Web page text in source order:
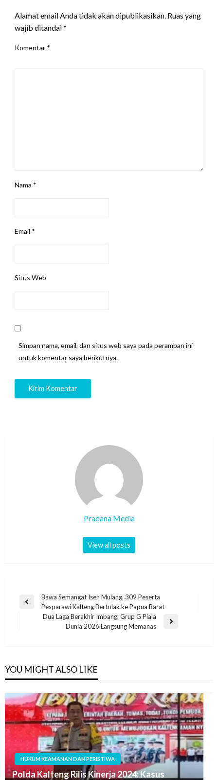
Alamat email Anda tidak akan dipublikasikan. Ruas yang
wajib ditandai*
Komentar *
Nama *
Email *
Situs Web
Simpan nama, email, dan situs web saya pada peramban ini
untuk komentar saya berikutnya.
Pradana Media
View all posts
Bawa Semangat Isen Mulang, 309 Peserta
Pesparawi Kalteng Bertolak ke Papua Barat
Dua Laga Berakhir Imbang, Grup G Piala
Dunia 2026 Langsung Memanas
YOU MIGHT ALSO LIKE
HUKUM KEAMANAN DAN PERISTIWA
Polda Kalteng Rilis Kinerja 2024: Kasus